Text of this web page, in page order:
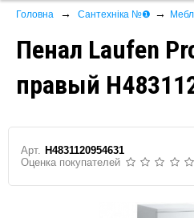
Головна → Сантехніка №❶ →
Пенал Laufen
правый
Арт. H4831120954631
Оценка покупателей